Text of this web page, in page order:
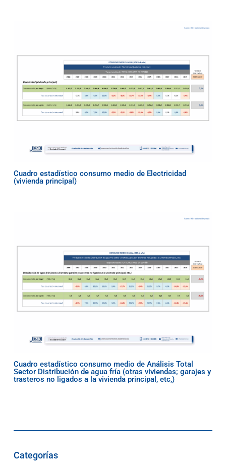
Cuadro estadístico consumo medio de Electricidad
(vivienda principal)
Cuadro estadístico consumo medio de Análisis Total
Sector Distribución de agua fría (otras viviendas; garajes y
trasteros no ligados a la vivienda principal, etc,)
Categorías